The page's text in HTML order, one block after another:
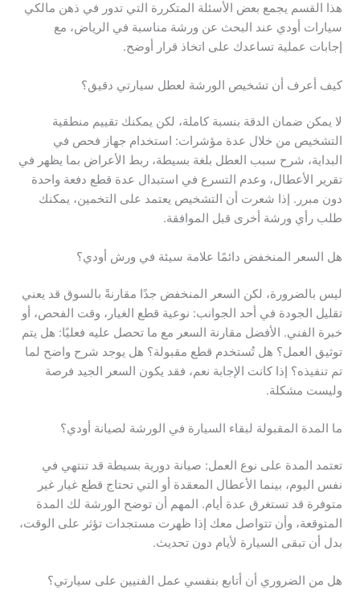
هذا القسم يجمع بعض الأسئلة المتكررة التي تدور في ذهن مالكي
سيارات أودي عند البحث عن ورشة مناسبة في الرياض، مع
إجابات عملية تساعدك على اتخاذ قرار أوضح.
كيف أعرف أن تشخيص الورشة لعطل سيارتي دقيق؟
لا يمكن ضمان الدقة بنسبة كاملة، لكن يمكنك تقييم منطقية
التشخيص من خلال عدة مؤشرات: استخدام جهاز فحص في
البداية، شرح سبب العطل بلغة بسيطة، ربط الأعراض بما يظهر في
تقرير الأعطال، وعدم التسرع في استبدال عدة قطع دفعة واحدة
دون مبرر. إذا شعرت أن التشخيص يعتمد على التخمين، يمكنك
طلب رأي ورشة أخرى قبل الموافقة.
هل السعر المنخفض دائمًا علامة سيئة في ورش أودي؟
ليس بالضرورة، لكن السعر المنخفض جدًا مقارنةً بالسوق قد يعني
تقليل الجودة في أحد الجوانب: نوعية قطع الغيار، وقت الفحص، أو
خبرة الفني. الأفضل مقارنة السعر مع ما تحصل عليه فعليًا: هل يتم
توثيق العمل؟ هل تُستخدم قطع مقبولة؟ هل يوجد شرح واضح لما
تم تنفيذه؟ إذا كانت الإجابة نعم، فقد يكون السعر الجيد فرصة
وليست مشكلة.
ما المدة المقبولة لبقاء السيارة في الورشة لصيانة أودي؟
تعتمد المدة على نوع العمل: صيانة دورية بسيطة قد تنتهي في
نفس اليوم، بينما الأعطال المعقدة أو التي تحتاج قطع غيار غير
متوفرة قد تستغرق عدة أيام. المهم أن توضح الورشة لك المدة
المتوقعة، وأن تتواصل معك إذا ظهرت مستجدات تؤثر على الوقت،
بدل أن تبقى السيارة لأيام دون تحديث.
هل من الضروري أن أتابع بنفسي عمل الفنيين على سيارتي؟